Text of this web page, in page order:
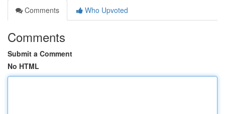
Comments
Who Upvoted
Comments
Submit a Comment
No HTML